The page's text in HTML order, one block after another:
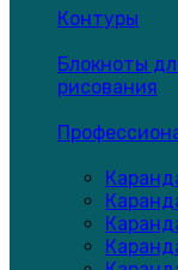
Контуры
Блокноты
рисования